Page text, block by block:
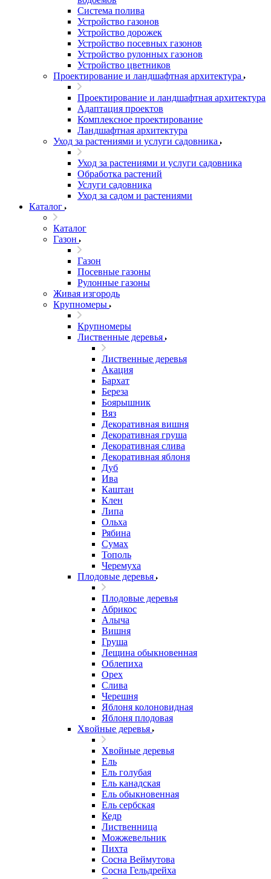
Система полива
Устройство газонов
Устройство дорожек
Устройство посевных газонов
Устройство рулонных газонов
Устройство цветников
Проектирование и ландшафтная архитектура
Проектирование и ландшафтная архитектура
Адаптация проектов
Комплексное проектирование
Ландшафтная архитектура
Уход за растениями и услуги садовника
Уход за растениями и услуги садовника
Обработка растений
Услуги садовника
Уход за садом и растениями
Каталог
Каталог
Газон
Газон
Посевные газоны
Рулонные газоны
Живая изгородь
Крупномеры
Крупномеры
Лиственные деревья
Лиственные деревья
Акация
Бархат
Береза
Боярышник
Вяз
Декоративная вишня
Декоративная груша
Декоративная слива
Декоративная яблоня
Дуб
Ива
Каштан
Клен
Липа
Ольха
Рябина
Сумах
Тополь
Черемуха
Плодовые деревья
Плодовые деревья
Абрикос
Алыча
Вишня
Груша
Лещина обыкновенная
Облепиха
Орех
Слива
Черешня
Яблоня колоновидная
Яблоня плодовая
Хвойные деревья
Хвойные деревья
Ель
Ель голубая
Ель канадская
Ель обыкновенная
Ель сербская
Кедр
Лиственница
Можжевельник
Пихта
Сосна Веймутова
Сосна Гельдрейха